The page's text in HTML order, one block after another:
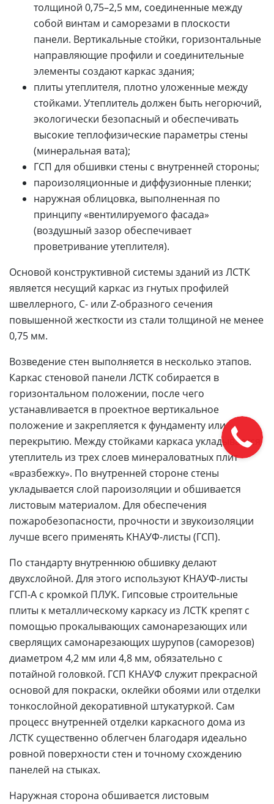
толщиной 0,75–2,5 мм, соединенные между
собой винтам и саморезами в плоскости
панели. Вертикальные стойки, горизонтальные
направляющие профили и соединительные
элементы создают каркас здания;
плиты утеплителя, плотно уложенные между
стойками. Утеплитель должен быть негорючий,
экологически безопасный и обеспечивать
высокие теплофизические параметры стены
(минеральная вата);
ГСП для обшивки стены с внутренней стороны;
пароизоляционные и диффузионные пленки;
наружная облицовка, выполненная по
принципу «вентилируемого фасада»
(воздушный зазор обеспечивает
проветривание утеплителя).
Основой конструктивной системы зданий из ЛСТК
является несущий каркас из гнутых профилей
швеллерного, С- или Z-образного сечения
повышенной жесткости из стали толщиной не менее
0,75 мм.
Возведение стен выполняется в несколько этапов.
Каркас стеновой панели ЛСТК собирается в
горизонтальном положении, после чего
устанавливается в проектное вертикальное
положение и закрепляется к фундаменту или
перекрытию. Между стойками каркаса укладывается
утеплитель из трех слоев минераловатных плит
«вразбежку». По внутренней стороне стены
укладывается слой пароизоляции и обшивается
листовым материалом. Для обеспечения
пожаробезопасности, прочности и звукоизоляции
лучше всего применять КНАУФ-листы (ГСП).
По стандарту внутреннюю обшивку делают
двухслойной. Для этого используют КНАУФ-листы
ГСП-А с кромкой ПЛУК. Гипсовые строительные
плиты к металлическому каркасу из ЛСТК крепят с
помощью прокалывающих самонарезающих или
сверлящих самонарезающих шурупов (саморезов)
диаметром 4,2 мм или 4,8 мм, обязательно с
потайной головкой. ГСП КНАУФ служит прекрасной
основой для покраски, оклейки обоями или отделки
тонкослойной декоративной штукатуркой. Сам
процесс внутренней отделки каркасного дома из
ЛСТК существенно облегчен благодаря идеально
ровной поверхности стен и точному схождению
панелей на стыках.
Наружная сторона обшивается листовым